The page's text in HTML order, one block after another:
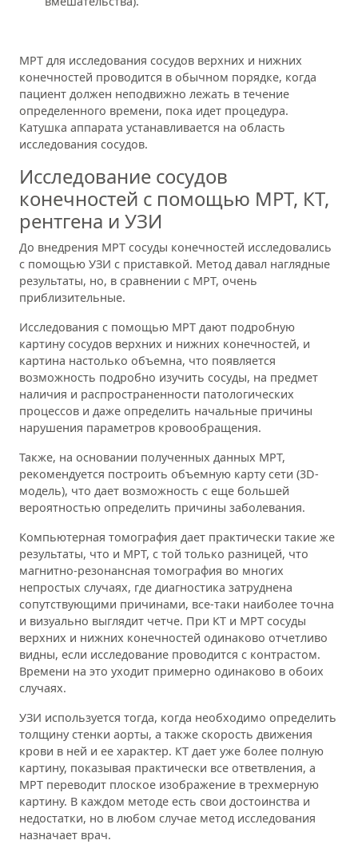
МРТ для исследования сосудов верхних и нижних
конечностей проводится в обычном порядке, когда
пациент должен неподвижно лежать в течение
определенного времени, пока идет процедура.
Катушка аппарата устанавливается на область
исследования сосудов.
Исследование сосудов
конечностей с помощью МРТ, КТ,
рентгена и УЗИ
До внедрения МРТ сосуды конечностей исследовались
с помощью УЗИ с приставкой. Метод давал наглядные
результаты, но, в сравнении с МРТ, очень
приблизительные.
Исследования с помощью МРТ дают подробную
картину сосудов верхних и нижних конечностей, и
картина настолько объемна, что появляется
возможность подробно изучить сосуды, на предмет
наличия и распространенности патологических
процессов и даже определить начальные причины
нарушения параметров кровообращения.
Также, на основании полученных данных МРТ,
рекомендуется построить объемную карту сети (3D-
модель), что дает возможность с еще большей
вероятностью определить причины заболевания.
Компьютерная томография дает практически такие же
результаты, что и МРТ, с той только разницей, что
магнитно-резонансная томография во многих
непростых случаях, где диагностика затруднена
сопутствующими причинами, все-таки наиболее точна
и визуально выглядит четче. При КТ и МРТ сосуды
верхних и нижних конечностей одинаково отчетливо
видны, если исследование проводится с контрастом.
Времени на это уходит примерно одинаково в обоих
случаях.
УЗИ используется тогда, когда необходимо определить
толщину стенки аорты, а также скорость движения
крови в ней и ее характер. КТ дает уже более полную
картину, показывая практически все ответвления, а
МРТ переводит плоское изображение в трехмерную
картину. В каждом методе есть свои достоинства и
недостатки, но в любом случае метод исследования
назначает врач.